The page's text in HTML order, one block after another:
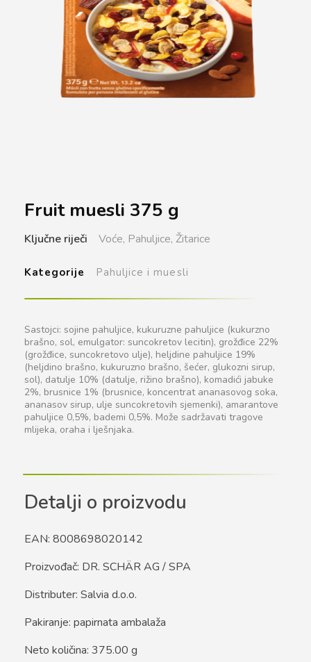
Fruit muesli 375 g
Sastojci: sojine pahuljice, kukuruzne pahuljice (kukurzno
brašno, sol, emulgator: suncokretov lecitin), grožđice 22%
(grožđice, suncokretovo ulje), heljdine pahuljice 19%
(heljdino brašno, kukuruzno brašno, šećer, glukozni sirup,
sol), datulje 10% (datulje, rižino brašno), komadići jabuke
2%, brusnice 1% (brusnice, koncentrat ananasovog soka,
ananasov sirup, ulje suncokretovih sjemenki), amarantove
pahuljice 0,5%, bademi 0,5%. Može sadržavati tragove
mlijeka, oraha i lješnjaka.
Ključne riječi Voće, Pahuljice, Žitarice
Kategorije Pahuljice i muesli
Detalji o proizvodu
EAN: 8008698020142
Proizvođač: DR. SCHÄR AG / SPA
Distributer: Salvia d.o.o.
Pakiranje: papirnata ambalaža
Neto količina: 375.00 g